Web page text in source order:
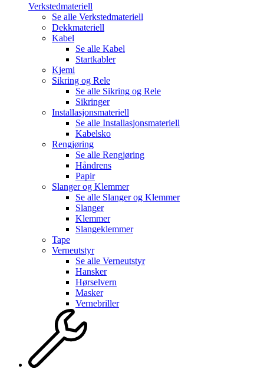
Verkstedmateriell
Se alle Verkstedmateriell
Dekkmateriell
Kabel
Se alle Kabel
Startkabler
Kjemi
Sikring og Rele
Se alle Sikring og Rele
Sikringer
Installasjonsmateriell
Se alle Installasjonsmateriell
Kabelsko
Rengjøring
Se alle Rengjøring
Håndrens
Papir
Slanger og Klemmer
Se alle Slanger og Klemmer
Slanger
Klemmer
Slangeklemmer
Tape
Verneutstyr
Se alle Verneutstyr
Hansker
Hørselvern
Masker
Vernebriller